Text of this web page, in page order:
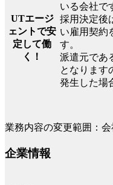
UTエージ
ェントで安
定して働
く！
いる会社で
採用決定後
い雇用契約
す。
派遣元であ
となります
発生した場
業務内容の変更範囲：
企業情報